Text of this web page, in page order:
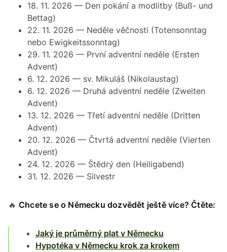
18. 11. 2026 — Den pokání a modlitby (Buß- und
Bettag)
22. 11. 2026 — Neděle věčnosti (Totensonntag
nebo Ewigkeitssonntag)
29. 11. 2026 — První adventní neděle (Ersten
Advent)
6. 12. 2026 — sv. Mikuláš (Nikolaustag)
6. 12. 2026 — Druhá adventní neděle (Zweiten
Advent)
13. 12. 2026 — Třetí adventní neděle (Dritten
Advent)
20. 12. 2026 — Čtvrtá adventní neděle (Vierten
Advent)
24. 12. 2026 — Štědrý den (Heiligabend)
31. 12. 2026 — Silvestr
🔥 Chcete se o Německu dozvědět ještě více? Čtěte:
Jaký je průměrný plat v Německu
Hypotéka v Německu krok za krokem